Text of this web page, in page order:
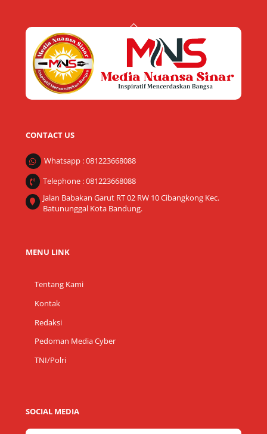
Back
Top
CONTACT US
Whatsapp : 081223668088
Telephone : 081223668088
Jalan Babakan Garut RT 02 RW 10 Cibangkong Kec.
Batununggal Kota Bandung.
MENU LINK
Tentang Kami
Kontak
Redaksi
Pedoman Media Cyber
TNI/Polri
SOCIAL MEDIA